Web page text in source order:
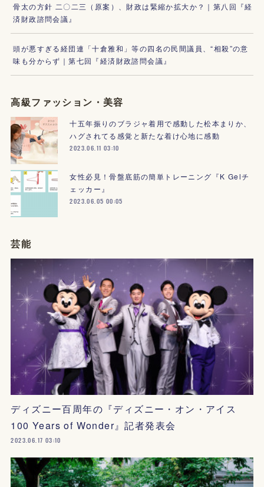
骨太の方針 二〇二三（原案）、財政は緊縮か拡大か？｜第八回『経
済財政諮問会議』
頭が悪すぎる経団連「十倉雅和」等の四名の民間議員、“相殺”の意
味も分からず｜第七回『経済財政諮問会議』
高級ファッション・美容
十五年振りのブラジャ着用で感動した松本まりか、
ハグされてる感覚と新たな着け心地に感動
2023.06.11 03:10
女性必見！骨盤底筋の簡単トレーニング『K Gelチ
ェッカー』
2023.06.05 00:05
芸能
ディズニー百周年の『ディズニー・オン・アイス
100 Years of Wonder』記者発表会
2023.06.17 03:10